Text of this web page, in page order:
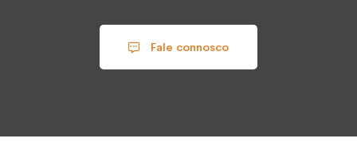
Fale connosco